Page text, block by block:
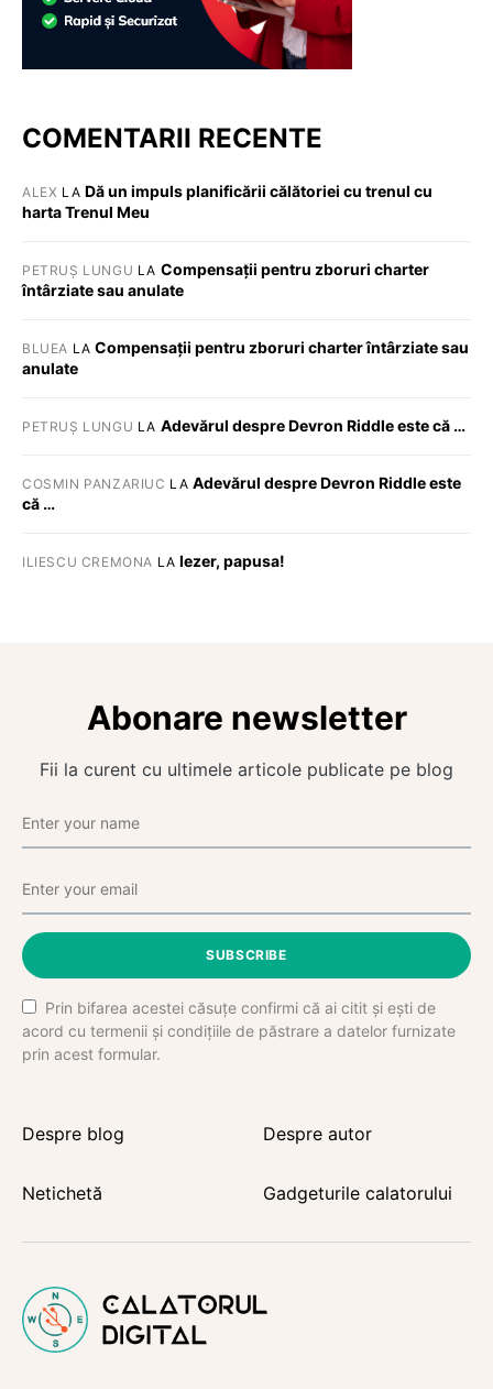
COMENTARII RECENTE
ALEX LA Dă un impuls planificării călătoriei cu trenul cu
harta Trenul Meu
PETRUȘ LUNGU LA Compensații pentru zboruri charter
întârziate sau anulate
BLUEA LACompensații pentru zboruri charter întârziate sau
anulate
PETRUȘ LUNGU LA Adevărul despre Devron Riddle este că …
COSMIN PANZARIUC LA Adevărul despre Devron Riddle este
că …
ILIESCU CREMONA LA Iezer, papusa!
Abonare newsletter
Fii la curent cu ultimele articole publicate pe blog
SUBSCRIBE
Prin bifarea acestei căsuțe confirmi că ai citit și ești de
acord cu termenii și condițiile de păstrare a datelor furnizate
prin acest formular.
Despre blog Despre autor
Netichetă Gadgeturile calatorului